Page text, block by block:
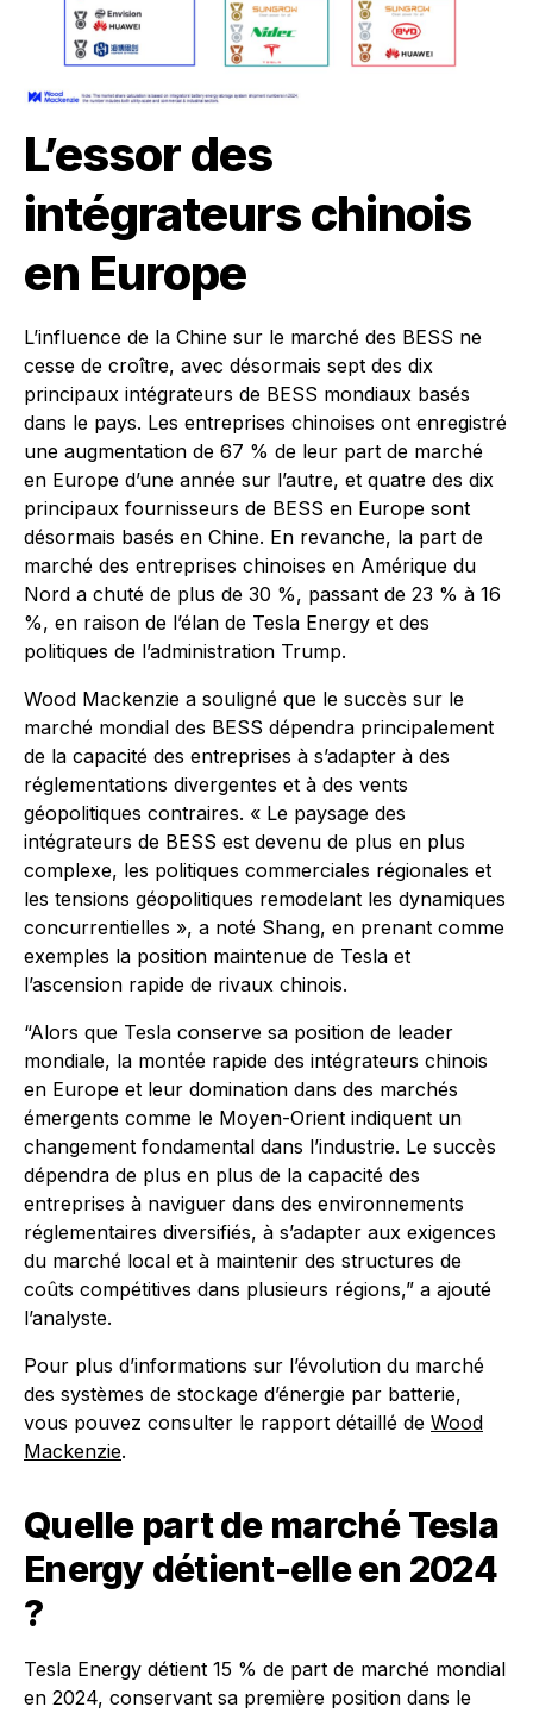
L’essor des
intégrateurs chinois
en Europe
L’influence de la Chine sur le marché des BESS ne
cesse de croître, avec désormais sept des dix
principaux intégrateurs de BESS mondiaux basés
dans le pays. Les entreprises chinoises ont enregistré
une augmentation de 67 % de leur part de marché
en Europe d’une année sur l’autre, et quatre des dix
principaux fournisseurs de BESS en Europe sont
désormais basés en Chine. En revanche, la part de
marché des entreprises chinoises en Amérique du
Nord a chuté de plus de 30 %, passant de 23 % à 16
%, en raison de l’élan de Tesla Energy et des
politiques de l’administration Trump.
Wood Mackenzie a souligné que le succès sur le
marché mondial des BESS dépendra principalement
de la capacité des entreprises à s’adapter à des
réglementations divergentes et à des vents
géopolitiques contraires. « Le paysage des
intégrateurs de BESS est devenu de plus en plus
complexe, les politiques commerciales régionales et
les tensions géopolitiques remodelant les dynamiques
concurrentielles », a noté Shang, en prenant comme
exemples la position maintenue de Tesla et
l’ascension rapide de rivaux chinois.
“Alors que Tesla conserve sa position de leader
mondiale, la montée rapide des intégrateurs chinois
en Europe et leur domination dans des marchés
émergents comme le Moyen-Orient indiquent un
changement fondamental dans l’industrie. Le succès
dépendra de plus en plus de la capacité des
entreprises à naviguer dans des environnements
réglementaires diversifiés, à s’adapter aux exigences
du marché local et à maintenir des structures de
coûts compétitives dans plusieurs régions,” a ajouté
l’analyste.
Pour plus d’informations sur l’évolution du marché
des systèmes de stockage d’énergie par batterie,
vous pouvez consulter le rapport détaillé de Wood
Mackenzie.
Quelle part de marché Tesla
Energy détient-elle en 2024
?
Tesla Energy détient 15 % de part de marché mondial
en 2024, conservant sa première position dans le